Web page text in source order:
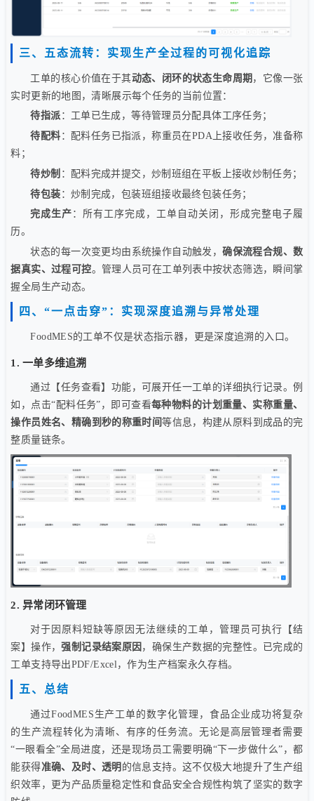
三、五态流转：实现生产全过程的可视化追踪
工单的核心价值在于其动态、闭环的状态生命周期 ，它像一张
实时更新的地图，清晰展示每个任务的当前位置：
待指派 ：工单已生成，等待管理员分配具体工序任务；
待配料 ：配料任务已指派，称重员在PDA上接收任务，准备称
料；
待炒制 ：配料完成并提交，炒制班组在平板上接收炒制任务；
待包装 ：炒制完成，包装班组接收最终包装任务；
完成生产 ：所有工序完成，工单自动关闭，形成完整电子履
历。
状态的每一次变更均由系统操作自动触发，确保流程合规、数
据真实、过程可控。管理人员可在工单列表中按状态筛选，瞬间掌
握全局生产动态。
四、“一点击穿”：实现深度追溯与异常处理
FoodMES的工单不仅是状态指示器，更是深度追溯的入口。
1. 一单多维追溯
通过【任务查看】功能，可展开任一工单的详细执行记录。例
如，点击“配料任务”，即可查看每种物料的计划重量、实称重量、
操作员姓名、精确到秒的称重时间等信息，构建从原料到成品的完
整质量链条。
2. 异常闭环管理
对于因原料短缺等原因无法继续的工单，管理员可执行【结
案】操作，强制记录结案原因 ，确保生产数据的完整性。已完成的
工单支持导出PDF/Excel，作为生产档案永久存档。
五、总结
通过FoodMES生产工单的数字化管理，食品企业成功将复杂
的生产流程转化为清晰、有序的任务流。无论是高层管理者需要
“一眼看全”全局进度，还是现场员工需要明确“下一步做什么”，都
能获得准确、及时、透明 的信息支持。这不仅极大地提升了生产组
织效率，更为产品质量稳定性和食品安全合规性构筑了坚实的数字